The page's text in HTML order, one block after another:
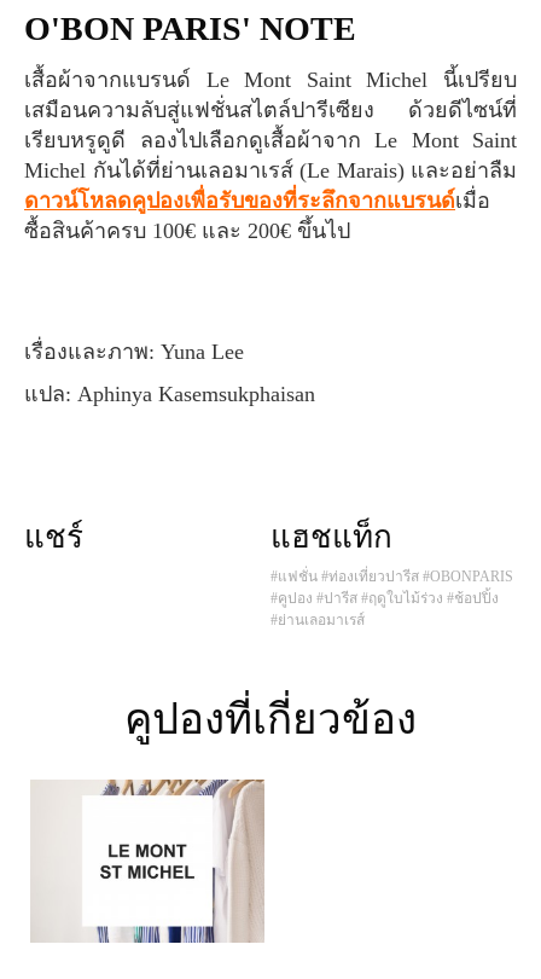
O'BON PARIS' NOTE
เสื้อผ้าจากแบรนด์ Le Mont Saint Michel นี้เปรียบ
เสมือนความลับสู่แฟชั่นสไตล์ปารีเซียง ด้วยดีไซน์ที่
เรียบหรูดูดี ลองไปเลือกดูเสื้อผ้าจาก Le Mont Saint
Michel กันได้ที่ย่านเลอมาเรส์ (Le Marais) และอย่าลืม
ดาวน์โหลดคูปองเพื่อรับของที่ระลึกจากแบรนด์เมื่อ
ซื้อสินค้าครบ 100€ และ 200€ ขึ้นไป
เรื่องและภาพ: Yuna Lee
แปล: Aphinya Kasemsukphaisan
แชร์ แฮชแท็ก
#แฟชั่น #ท่องเที่ยวปารีส #OBONPARIS
#คูปอง #ปารีส #ฤดูใบไม้ร่วง #ช้อปปิ้ง
#ย่านเลอมาเรส์
คูปองที่เกี่ยวข้อง